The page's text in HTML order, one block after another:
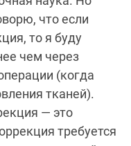
что если
то я буду
чем через
(когда
тканей).
— это
требуется